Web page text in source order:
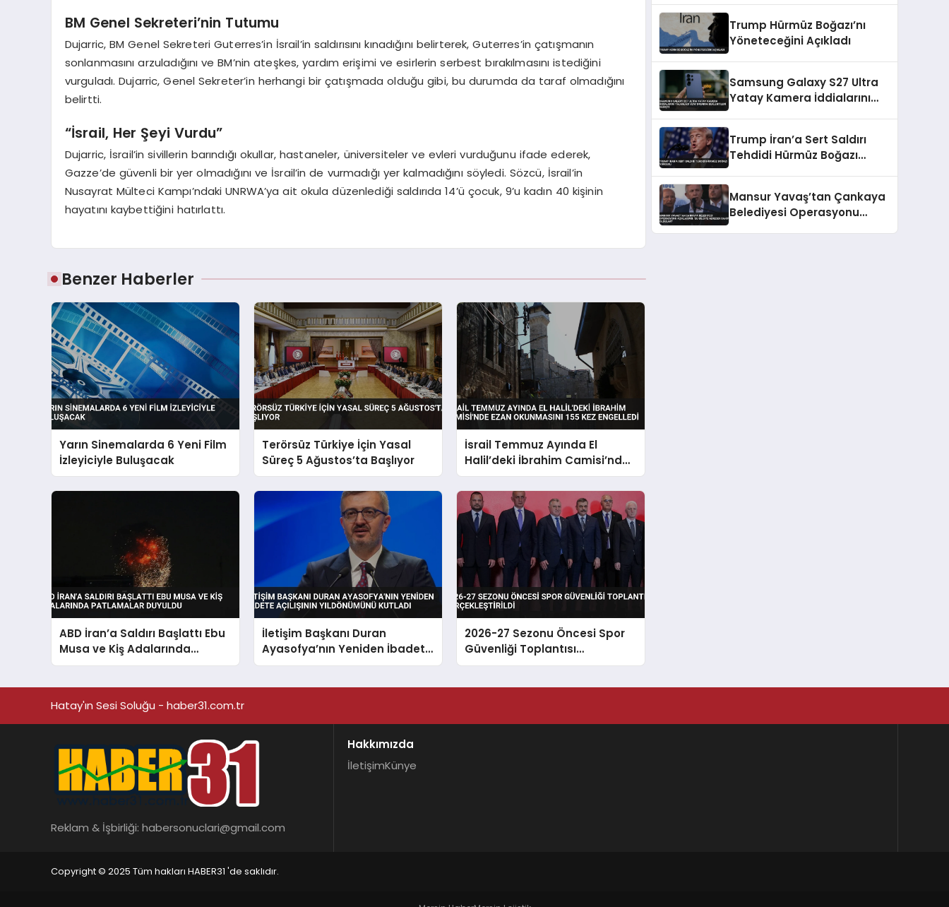
BM Genel Sekreteri’nin Tutumu
Dujarric, BM Genel Sekreteri Guterres’in İsrail’in saldırısını kınadığını belirterek, Guterres’in çatışmanın
sonlanmasını arzuladığını ve BM’nin ateşkes, yardım erişimi ve esirlerin serbest bırakılmasını istediğini
vurguladı. Dujarric, Genel Sekreter’in herhangi bir çatışmada olduğu gibi, bu durumda da taraf olmadığını
belirtti.
“İsrail, Her Şeyi Vurdu”
Dujarric, İsrail’in sivillerin barındığı okullar, hastaneler, üniversiteler ve evleri vurduğunu ifade ederek,
Gazze’de güvenli bir yer olmadığını ve İsrail’in de vurmadığı yer kalmadığını söyledi. Sözcü, İsrail’in
Nusayrat Mülteci Kampı’ndaki UNRWA’ya ait okula düzenlediği saldırıda 14’ü çocuk, 9’u kadın 40 kişinin
hayatını kaybettiğini hatırlattı.
Benzer Haberler
Yarın Sinemalarda 6 Yeni Film
İzleyiciyle Buluşacak
Terörsüz Türkiye İçin Yasal
Süreç 5 Ağustos’ta Başlıyor
İsrail Temmuz Ayında El
Halil’deki İbrahim Camisi’nde
Ezan Okunmasını 155 Kez
Engelledi
ABD İran’a Saldırı Başlattı Ebu
Musa ve Kiş Adalarında
Patlamalar Duyuldu
İletişim Başkanı Duran
Ayasofya’nın Yeniden İbadete
Açılışının Yıldönümünü Kutladı
2026-27 Sezonu Öncesi Spor
Güvenliği Toplantısı
Gerçekleştirildi
Trump Hürmüz Boğazı’nı
Yöneteceğini Açıkladı
Samsung Galaxy S27 Ultra
Yatay Kamera İddialarını
Trump İran’a Sert Saldırı
Tehdidi Hürmüz Boğazı
Mansur Yavaş’tan Çankaya
Belediyesi Operasyonu
Hatay'ın Sesi Soluğu - haber31.com.tr
Reklam & İşbirliği: habersonuclari@gmail.com
Hakkımızda
İletişimKünye
Copyright © 2025 Tüm hakları HABER31 'de saklıdır.